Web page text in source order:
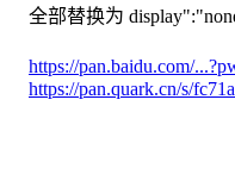
全部替换为
https://pan.baidu.com/
https://pan.quark.cn/s/